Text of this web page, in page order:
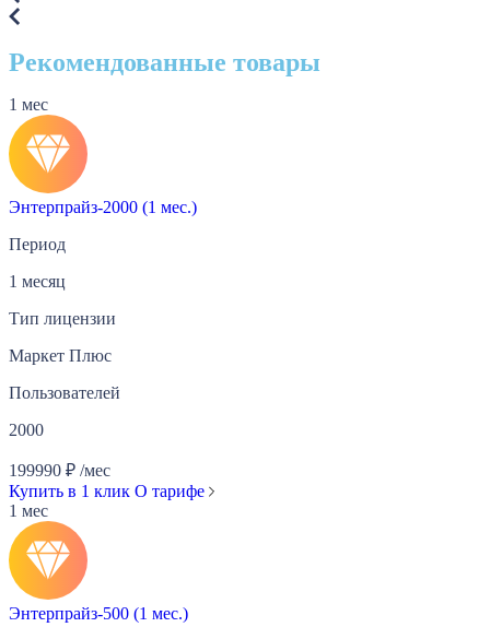
Рекомендованные товары
1 мес
Энтерпрайз-2000 (1 мес.)
Период
1 месяц
Тип лицензии
Маркет Плюс
Пользователей
2000
199990 ₽ /мес
Купить в 1 клик О тарифе
1 мес
Энтерпрайз-500 (1 мес.)